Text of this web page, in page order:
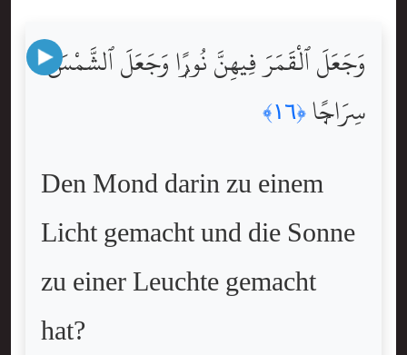
وَجَعَلَ ٱلْقَمَرَ فِيهِنَّ نُورًۭا وَجَعَلَ ٱلشَّمْسَ
سِرَاجًۭا ﴿١٦﴾
Den Mond darin zu einem
Licht gemacht und die Sonne
zu einer Leuchte gemacht
hat?